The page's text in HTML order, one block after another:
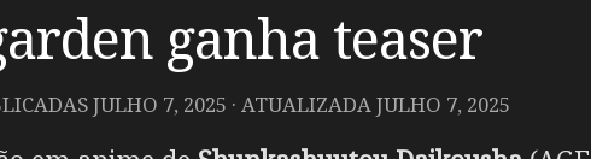
ganha teaser
JULHO 7, 2025 · ATUALIZADAJULHO 7, 2025